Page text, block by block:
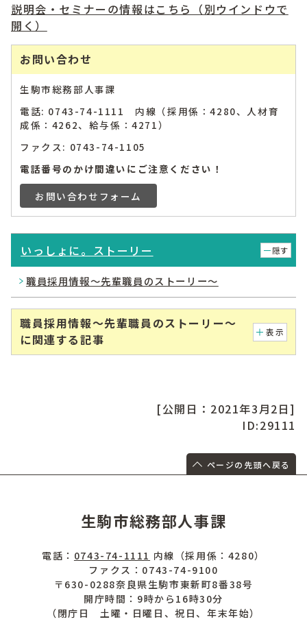
説明会・セミナーの情報はこちら
（別ウインドウで
開く）
お問い合わせ
生駒市総務部人事課
電話: 0743-74-1111 内線（採用係：4280、人材育
成係：4262、給与係：4271）
ファクス: 0743-74-1105
電話番号のかけ間違いにご注意ください！
お問い合わせフォーム
いっしょに。ストーリー 隠す
職員採用情報～先輩職員のストーリー～
職員採用情報～先輩職員のストーリー～
に関連する記事
表示
[公開日：2021年3月2日]
ID:29111
ページの先頭へ戻る
生駒市総務部人事課
電話： 0743-74-1111 内線（採用係：4280）
ファクス：0743-74-9100
〒630-0288奈良県生駒市東新町8番38号
開庁時間：9時から16時30分
（閉庁日 土曜・日曜日、祝日、年末年始）